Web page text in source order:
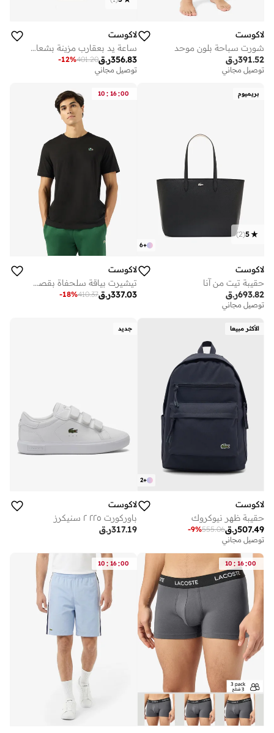
لاكوست
شورت سباحة بلون موحد
ر.ق391.52
توصيل مجاني
لاكوست
ساعة يد بعقارب مزينة بشعار 12.12
ر.ق356.83
401.20
-12%
توصيل مجاني
بريميوم
+
6
5
(
2
)
لاكوست
حقيبة تيت من آنا
ر.ق693.82
توصيل مجاني
10 : 16:00
لاكوست
تيشيرت بياقة سلحفاة بقصة عادية
ر.ق337.03
410.37
-18%
الأكثر مبيعا
+
2
لاكوست
حقيبة ظهر نيوكروك
ر.ق507.49
555.06
-9%
توصيل مجاني
جديد
لاكوست
باوركورت ٢٢٥ ٢ سنيكرز
ر.ق317.19
10 : 16:00
10 : 16:00